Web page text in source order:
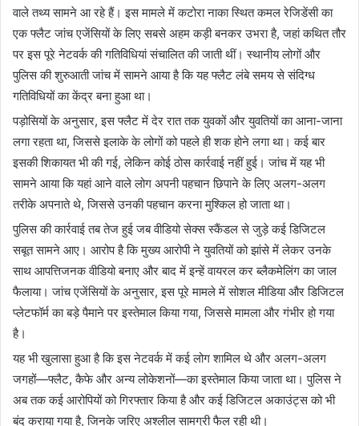
वाले तथ्य सामने आ रहे हैं। इस मामले में कटोरा नाका स्थित कमल रेजिडेंसी का
एक फ्लैट जांच एजेंसियों के लिए सबसे अहम कड़ी बनकर उभरा है, जहां कथित तौर
पर इस पूरे नेटवर्क की गतिविधियां संचालित की जाती थीं। स्थानीय लोगों और
पुलिस की शुरुआती जांच में सामने आया है कि यह फ्लैट लंबे समय से संदिग्ध
गतिविधियों का केंद्र बना हुआ था।
पड़ोसियों के अनुसार, इस फ्लैट में देर रात तक युवकों और युवतियों का आना-जाना
लगा रहता था, जिससे इलाके के लोगों को पहले ही शक होने लगा था। कई बार
इसकी शिकायत भी की गई, लेकिन कोई ठोस कार्रवाई नहीं हुई। जांच में यह भी
सामने आया कि यहां आने वाले लोग अपनी पहचान छिपाने के लिए अलग-अलग
तरीके अपनाते थे, जिससे उनकी पहचान करना मुश्किल हो जाता था।
पुलिस की कार्रवाई तब तेज हुई जब वीडियो सेक्स स्कैंडल से जुड़े कई डिजिटल
सबूत सामने आए। आरोप है कि मुख्य आरोपी ने युवतियों को झांसे में लेकर उनके
साथ आपत्तिजनक वीडियो बनाए और बाद में इन्हें वायरल कर ब्लैकमेलिंग का जाल
फैलाया। जांच एजेंसियों के अनुसार, इस पूरे मामले में सोशल मीडिया और डिजिटल
प्लेटफॉर्म का बड़े पैमाने पर इस्तेमाल किया गया, जिससे मामला और गंभीर हो गया
है।
यह भी खुलासा हुआ है कि इस नेटवर्क में कई लोग शामिल थे और अलग-अलग
जगहों—फ्लैट, कैफे और अन्य लोकेशनों—का इस्तेमाल किया जाता था। पुलिस ने
अब तक कई आरोपियों को गिरफ्तार किया है और कई डिजिटल अकाउंट्स को भी
बंद कराया गया है, जिनके जरिए अश्लील सामग्री फैल रही थी।